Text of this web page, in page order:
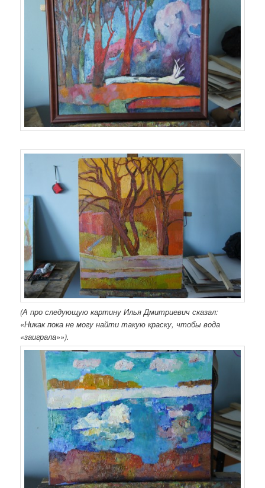
(А про следующую картину Илья Дмитриевич сказал:
«Никак пока не могу найти такую краску, чтобы вода
«заиграла»»).